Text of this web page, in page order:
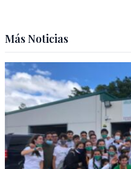
Más Noticias